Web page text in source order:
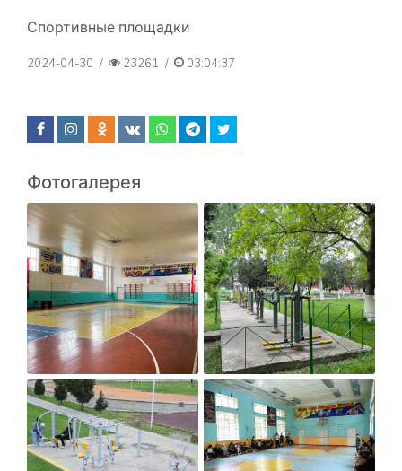
Спортивные площадки
2024-04-30 / 23261 / 03:04:37
Фотогалерея